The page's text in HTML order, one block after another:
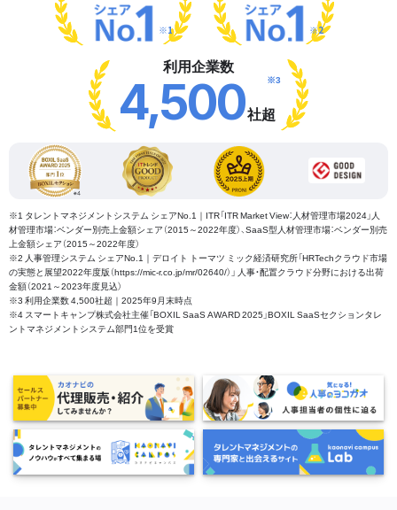
※1 ※2
利用企業数
4,500社超
※3
※1 タレントマネジメントシステム シェアNo.1｜ITR「ITR Market View：人材管理市場2024」人
材管理市場：ベンダー別売上金額シェア（2015～2022年度）、SaaS型人材管理市場：ベンダー別売
上金額シェア（2015～2022年度）
※2 人事管理システム シェアNo.1｜デロイト トーマツ ミック経済研究所「HRTechクラウド市場
の実態と展望2022年度版（https://mic-r.co.jp/mr/02640/）」 人事・配置クラウド分野における出荷
金額（2021～2023年度見込）
※3 利用企業数 4,500社超｜2025年9月末時点
※4 スマートキャンプ株式会社主催「BOXIL SaaS AWARD 2025」BOXIL SaaSセクションタレ
ントマネジメントシステム部門1位を受賞